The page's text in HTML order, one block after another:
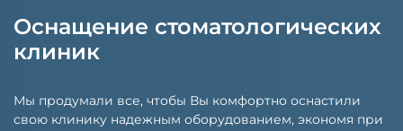
Оснащение стоматологических
клиник
Мы продумали все, чтобы Вы комфортно оснастили
свою клинику надежным оборудованием, экономя при